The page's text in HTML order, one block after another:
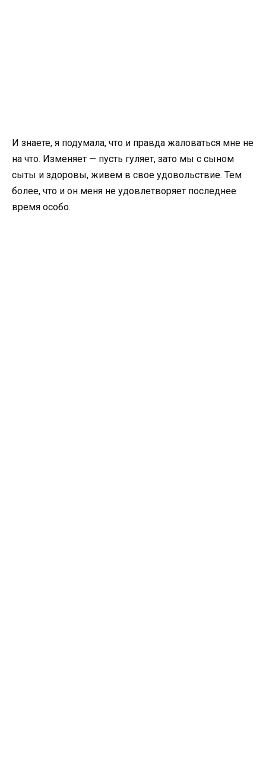
И знаете, я подумала, что и правда жаловаться мне не
на что. Изменяет — пусть гуляет, зато мы с сыном
сыты и здоровы, живем в свое удовольствие. Тем
более, что и он меня не удовлетворяет последнее
время особо.